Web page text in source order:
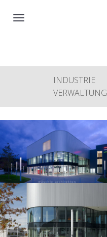
Toggle
INDUSTRIE
VERWALTUNG